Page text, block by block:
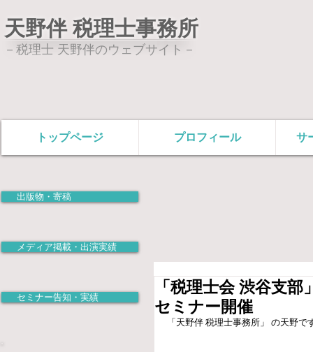
－税理士 天野伴のウェブサイト－
天野伴 税理士事務所
トップページ プロフィール サ
「税理士会 渋谷支
セミナー開催
「天野伴 税理士事務所」 の天野で
出版物・寄稿
セミナー告知・実績
メディア掲載・出演実績